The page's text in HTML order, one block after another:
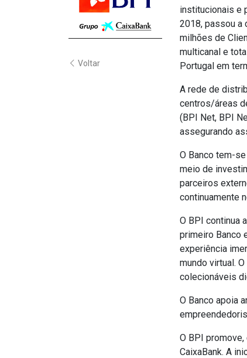
Voltar
institucionais e
2018, passou a
milhões de
multicanal e
Portugal em
A rede de
centros/áreas
(BPI Net, BPI
assegurando
O Banco tem-
meio de
parceiros
continuamente
O BPI continua
primeiro Banco
experiência
mundo virtual.
colecionáveis
O Banco apoia
O BPI
CaixaBank. A